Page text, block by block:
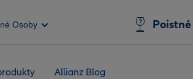
Osoby
Allianz Blog